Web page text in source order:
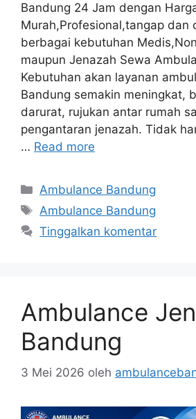
Bandung 24 Jam dengan
Murah,Profesional,tangap dan
berbagai kebutuhan
maupun Jenazah Sewa
Kebutuhan akan layanan
Bandung semakin meningkat,
darurat, rujukan antar rumah
pengantaran jenazah. Tidak
… Read more
Kategori
Ambulance Bandung
Tag
Ambulance Bandung
Tinggalkan komentar
Ambulance
Bandung
3 Mei 2026 oleh